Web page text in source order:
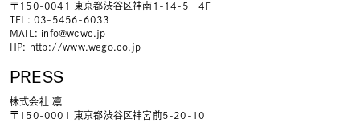
〒150-0041 東京都渋谷区神南1-14-5 4F
TEL: 03-5456-6033
MAIL: info@wcwc.jp
HP: http://www.wego.co.jp
PRESS
株式会社 凛
〒150-0001 東京都渋谷区神宮前5-20-10